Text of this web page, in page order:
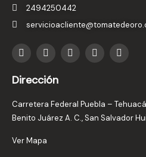
2494250442
T
i
k
t
o
I
n
s
t
a
r
a
m
F
a
c
o
Y
o
u
e
L
i
n
i
n
-
Dirección
Carretera Federal Puebla –
Benito Juárez A. C., San Salvador
Ver Mapa